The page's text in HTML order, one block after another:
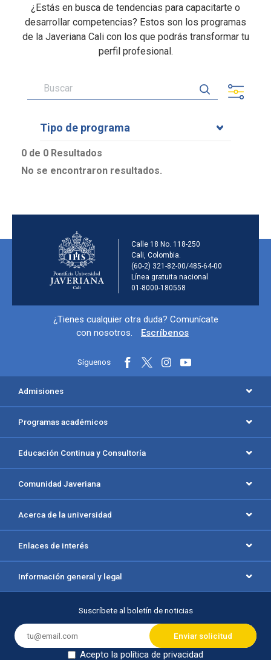
¿Estás en busca de tendencias para capacitarte o
desarrollar competencias? Estos son los programas
de la Javeriana Cali con los que podrás transformar tu
perfil profesional.
Tipo de programa
0 de 0 Resultados
No se encontraron resultados.
Información de la
Calle 18 No. 118-250
Cali, Colombia.
(60-2) 321-82-00/485-64-00
Línea gratuita nacional
01-8000-180558
Información y redes sociales
¿Tienes cualquier otra duda? Comunícate
con nosotros.
Escríbenos
Síguenos
Menú principal del footer
Admisiones
Programas académicos
Educación Continua y Consultoría
Comunidad Javeriana
Acerca de la universidad
Enlaces de interés
Información general y legal
Suscríbete al boletín de noticias
Acepto la política de privacidad